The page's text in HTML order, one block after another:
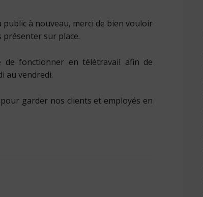
à nouveau, merci de bien vouloir
sur place.
de fonctionner en télétravail afin de
au vendredi.
garder nos clients et employés en